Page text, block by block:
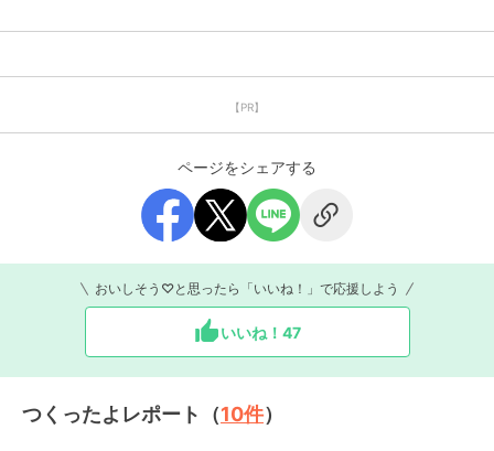
【PR】
ページをシェアする
おいしそう♡と思ったら「いいね！」で応援しよう
いいね！ 47
つくったよレポート（10件）